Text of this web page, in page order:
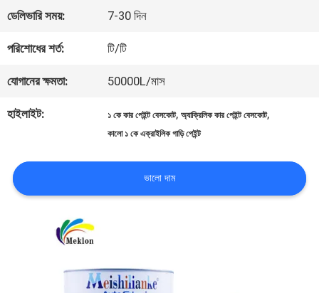
নিয়ন্ত্রণ
করুন
ডেলিভারি সময়: 7-30 দিন
পরিশোধের শর্ত: টি/টি
যোগানের ক্ষমতা: 50000L/মাস
হাইলাইট: ১ কে কার পেইন্ট বেসকোট,অ্যাক্রিলিক কার পেইন্ট বেসকোট,
কালো ১ কে এক্রাইলিক গাড়ি পেইন্ট
ভালো দাম